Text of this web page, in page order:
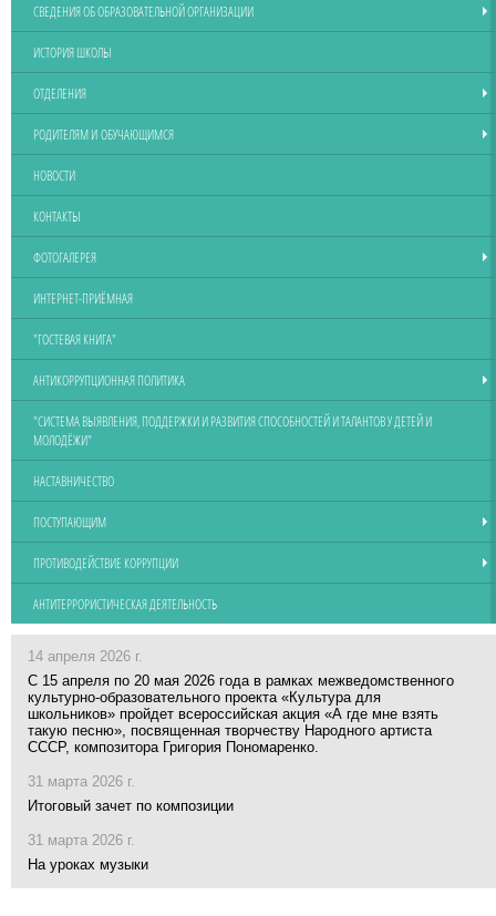
СВЕДЕНИЯ ОБ ОБРАЗОВАТЕЛЬНОЙ ОРГАНИЗАЦИИ
ИСТОРИЯ ШКОЛЫ
ОТДЕЛЕНИЯ
РОДИТЕЛЯМ И ОБУЧАЮЩИМСЯ
НОВОСТИ
КОНТАКТЫ
ФОТОГАЛЕРЕЯ
ИНТЕРНЕТ-ПРИЁМНАЯ
"ГОСТЕВАЯ КНИГА"
АНТИКОРРУПЦИОННАЯ ПОЛИТИКА
"СИСТЕМА ВЫЯВЛЕНИЯ, ПОДДЕРЖКИ И РАЗВИТИЯ СПОСОБНОСТЕЙ И ТАЛАНТОВ У ДЕТЕЙ И
МОЛОДЁЖИ"
НАСТАВНИЧЕСТВО
ПОСТУПАЮЩИМ
ПРОТИВОДЕЙСТВИЕ КОРРУПЦИИ
АНТИТЕРРОРИСТИЧЕСКАЯ ДЕЯТЕЛЬНОСТЬ
14 апреля 2026 г.
С 15 апреля по 20 мая 2026 года в рамках межведомственного
культурно-образовательного проекта «Культура для
школьников» пройдет всероссийская акция «А где мне взять
такую песню», посвященная творчеству Народного артиста
СССР, композитора Григория Пономаренко.
31 марта 2026 г.
Итоговый зачет по композиции
31 марта 2026 г.
На уроках музыки